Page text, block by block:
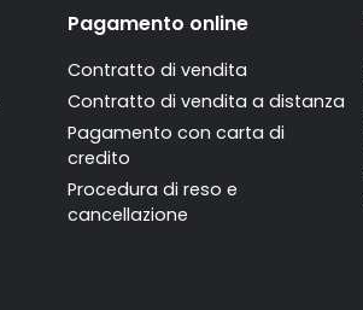
Pagamento online
Contratto di vendita
Contratto di vendita a distanza
Pagamento con carta di
credito
Procedura di reso e
cancellazione